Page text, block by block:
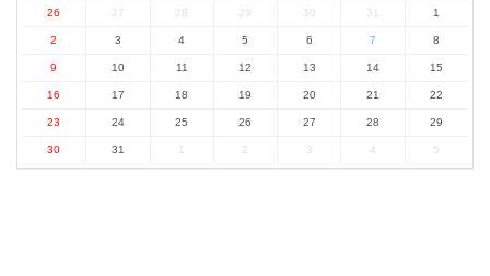
26 27 28 29 30 31 1
2 3 4 5 6 7 8
9 10 11 12 13 14 15
16 17 18 19 20 21 22
23 24 25 26 27 28 29
30 31 1 2 3 4 5